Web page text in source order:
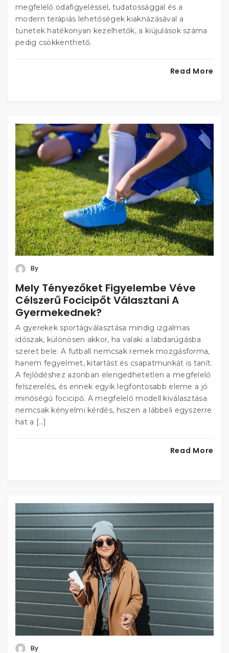
megfelelő odafigyeléssel, tudatossággal és a
modern terápiás lehetőségek kiaknázásával a
tünetek hatékonyan kezelhetők, a kiújulások száma
pedig csökkenthető.
Read More
By
Mely Tényezőket Figyelembe Véve
Célszerű Focicipőt Választani A
Gyermekednek?
A gyerekek sportágválasztása mindig izgalmas
időszak, különösen akkor, ha valaki a labdarúgásba
szeret bele. A futball nemcsak remek mozgásforma,
hanem fegyelmet, kitartást és csapatmunkát is tanít.
A fejlődéshez azonban elengedhetetlen a megfelelő
felszerelés, és ennek egyik legfontosabb eleme a jó
minőségű focicipő. A megfelelő modell kiválasztása
nemcsak kényelmi kérdés, hiszen a lábbeli egyszerre
hat a […]
Read More
By